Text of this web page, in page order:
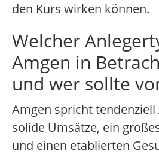
den Kurs wirken können.
Welcher
Amgen in
und wer sollte
Amgen spricht tendenziell
solide Umsätze, ein
und einen etablierten